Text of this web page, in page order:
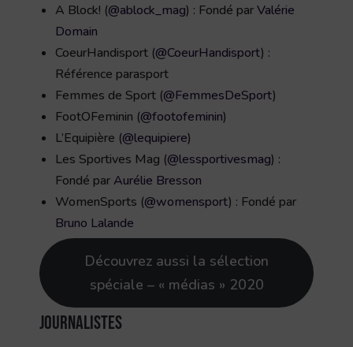
A Block! (@ablock_mag) : Fondé parValérie
Domain
CoeurHandisport (@CoeurHandisport) :
Référence parasport
Femmes de Sport (@FemmesDeSport)
FootOFeminin (@footofeminin)
L’Equipière (@lequipiere)
Les Sportives Mag (@lessportivesmag) :
Fondé parAurélie Bresson
WomenSports (@womensport) : Fondé par
Bruno Lalande
Découvrez aussi la sélection
spéciale – « médias » 2020
Journalistes